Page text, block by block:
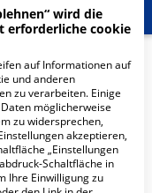
Fachabteilungen
GmbH in
Krankenhaus in
Betten werden
pro Jahr etwa
therapiert.
wird die
erforderliche cookie
auf Informationen auf
und anderen
zu verarbeiten. Einige
möglicherweise
zu widersprechen,
akzeptieren,
„Einstellungen
Schaltfläche in
Ihre Einwilligung zu